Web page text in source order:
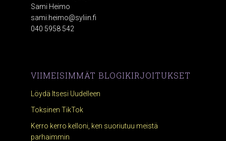
Sami Heimo
sami.heimo@syliin.fi
040 5958 542
VIIMEISIMMÄT BLOGIKIRJOITUKSET
Löydä Itsesi Uudelleen
Toksinen TikTok
Kerro kerro kelloni, ken suoriutuu meistä
parhaimmin